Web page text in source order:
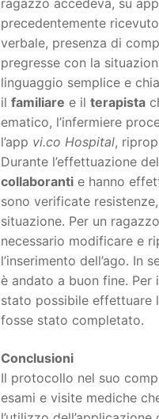
ragazzo accedeva, su
precedentemente
verbale, presenza di
pregresse con la
linguaggio semplice e
il familiare e il terapista
ematico, l’infermiere
l’app vi.co Hospital,
Durante l’effettuazione
collaboranti e hanno
sono verificate
situazione. Per un
necessario modificare e
l’inserimento dell’ago.
è andato a buon fine.
stato possibile effettuare
fosse stato completato.
Conclusioni
Il protocollo nel suo
esami e visite mediche